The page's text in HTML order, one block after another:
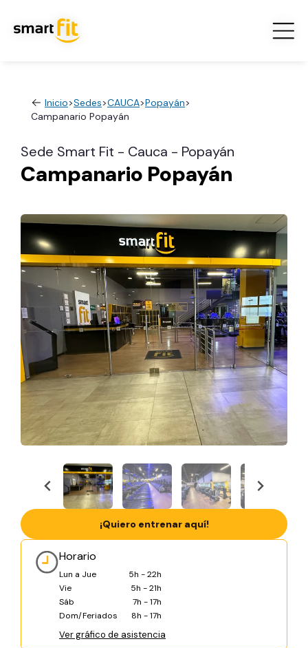
Inicio>Sedes>CAUCA>Popayán>
Campanario Popayán
Sede Smart Fit - Cauca - Popayán
Campanario Popayán
Horario
Lun a Jue
5h - 22h
Vie
5h - 21h
Sáb
7h - 17h
Dom/Feriados
8h - 17h
Ver gráfico de asistencia
¡Quiero entrenar aquí!